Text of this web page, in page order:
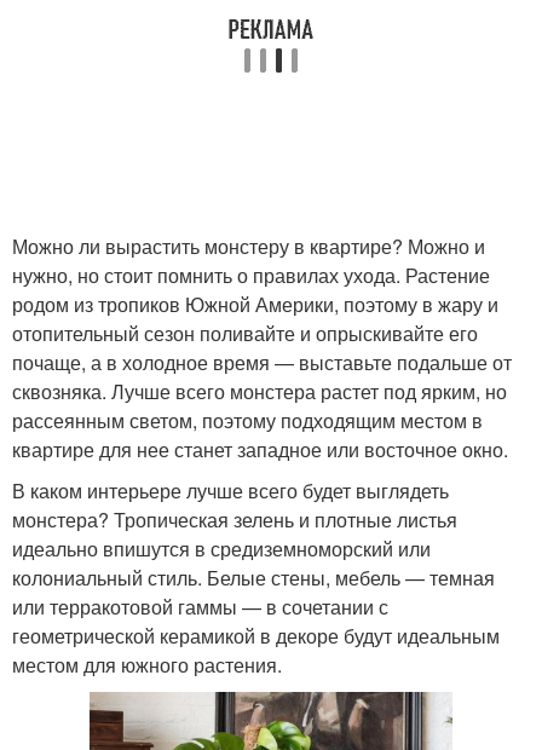
Можно ли вырастить монстеру в квартире? Можно и
нужно, но стоит помнить о правилах ухода. Растение
родом из тропиков Южной Америки, поэтому в жару и
отопительный сезон поливайте и опрыскивайте его
почаще, а в холодное время — выставьте подальше от
сквозняка. Лучше всего монстера растет под ярким, но
рассеянным светом, поэтому подходящим местом в
квартире для нее станет западное или восточное окно.
В каком интерьере лучше всего будет выглядеть
монстера? Тропическая зелень и плотные листья
идеально впишутся в средиземноморский или
колониальный стиль. Белые стены, мебель — темная
или терракотовой гаммы — в сочетании с
геометрической керамикой в декоре будут идеальным
местом для южного растения.